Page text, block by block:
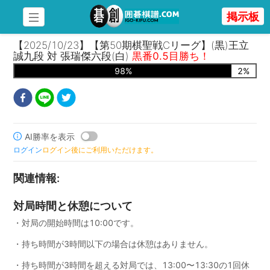
掲示板
【2025/10/23】【第50期棋聖戦Cリーグ】(黒)王立
誠九段 対 張瑞傑六段(白)黒番0.5目勝ち！
98% 2%
AI勝率を表示
ログイン ログイン後にご利用いただけます。
関連情報:
対局時間と休憩について
・対局の開始時間は10:00です。
・持ち時間が3時間以下の場合は休憩はありません。
・持ち時間が3時間を超える対局では、13:00〜13:30の1回休